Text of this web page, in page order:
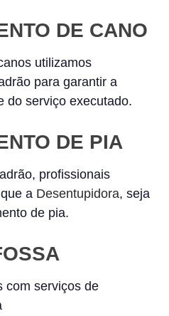
DE CANO
utilizamos
para garantir a
do serviço executado.
DE PIA
profissionais
a Desentupidora, seja
de pia.
com serviços de